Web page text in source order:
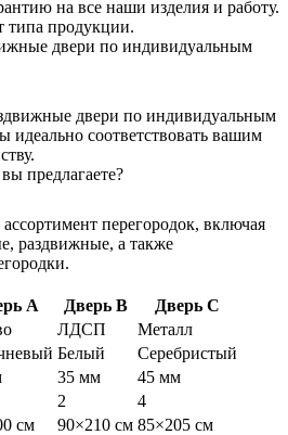
на все наши изделия и работу.
типа продукции.
двери по индивидуальным
двери по индивидуальным
идеально соответствовать вашим
предлагаете?
перегородок, включая
раздвижные, а также
A Дверь B
Дверь C
ЛДСП
Металл
Белый
Серебристый
35 мм
45 мм
2
4
см 90×210 см 85×205 см